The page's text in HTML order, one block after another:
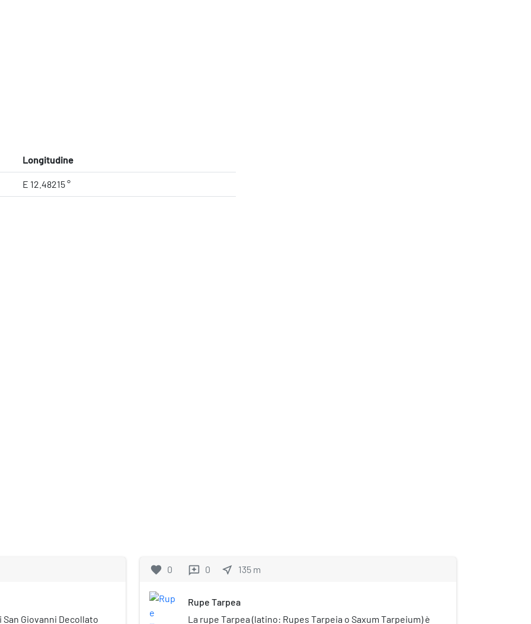
Longitudine
E 12.48215 °
Giovanni Decollato
favorite 0 reviews 0 near_me 135 m
Rupe Tarpea
La rupe Tarpea (latino: Rupes Tarpeia o Saxum Tarpeium) è